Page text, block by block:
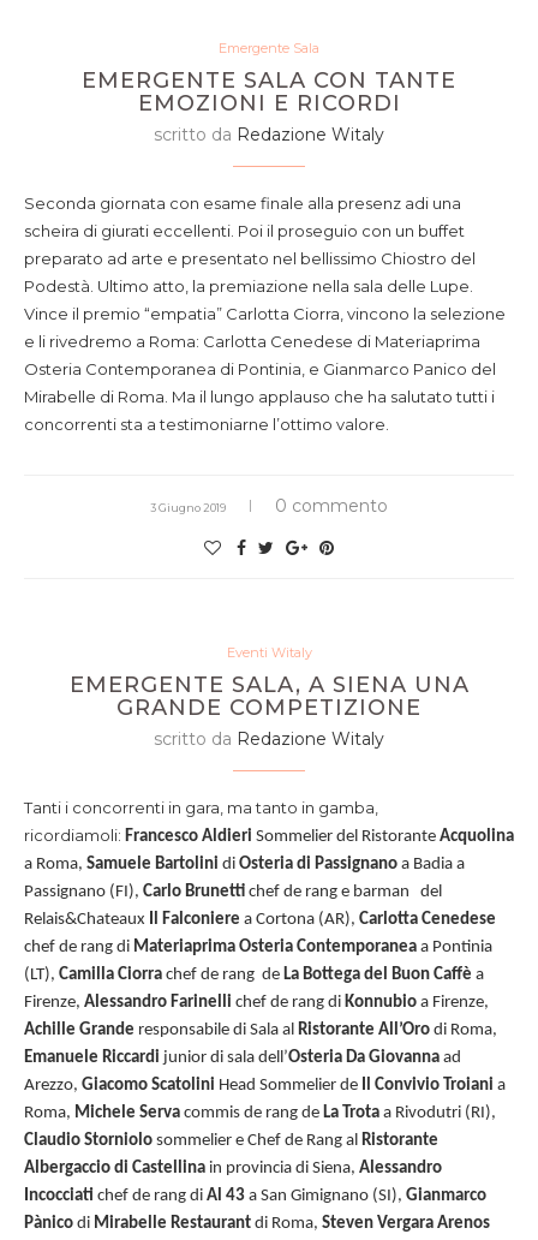
Emergente Sala
EMERGENTE SALA CON TANTE
EMOZIONI E RICORDI
scritto da Redazione Witaly
Seconda giornata con esame finale alla presenz adi una
scheira di giurati eccellenti. Poi il proseguio con un buffet
preparato ad arte e presentato nel bellissimo Chiostro del
Podestà. Ultimo atto, la premiazione nella sala delle Lupe.
Vince il premio “empatia” Carlotta Ciorra, vincono la selezione
e li rivedremo a Roma: Carlotta Cenedese di Materiaprima
Osteria Contemporanea di Pontinia, e Gianmarco Panico del
Mirabelle di Roma. Ma il lungo applauso che ha salutato tutti i
concorrenti sta a testimoniarne l’ottimo valore.
3 Giugno 2019 0 commento
Eventi Witaly
EMERGENTE SALA, A SIENA UNA
GRANDE COMPETIZIONE
scritto da Redazione Witaly
Tanti i concorrenti in gara, ma tanto in gamba,
ricordiamoli: Francesco Aldieri Sommelier del Ristorante Acquolina
a Roma, Samuele Bartolini di Osteria di Passignano a Badia a
Passignano (FI), Carlo Brunetti chef de rang e barman
del
Relais&Chateaux
Il Falconiere a Cortona (AR), Carlotta Cenedese
chef de rang di Materiaprima Osteria Contemporanea a Pontinia
(LT), Camilla Ciorra chef de rang de La Bottega del Buon Caffè a
Firenze, Alessandro Farinelli chef de rang di Konnubio a Firenze,
Achille Grande responsabile di Sala al Ristorante All’Oro di Roma,
Emanuele Riccardi junior di sala dell’Osteria Da Giovanna ad
Arezzo, Giacomo Scatolini Head Sommelier de Il Convivio Troiani a
Roma, Michele Serva commis de rang de La Trota a Rivodutri (RI),
Claudio Storniolo sommelier e Chef de Rang al Ristorante
Albergaccio di Castellina in provincia di Siena, Alessandro
Incocciati chef de rang di Al 43 a San Gimignano (SI), Gianmarco
Pànico di Mirabelle Restaurant di Roma, Steven Vergara Arenos